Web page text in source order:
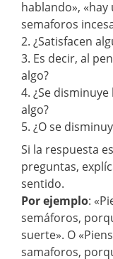
hablando»,
semaforos
2. ¿Satisfacen
3. Es decir, al
algo?
4. ¿Se
algo?
5. ¿O se
Si la respuesta
preguntas,
sentido.
Por ejemplo:
semáforos,
suerte». O
samaforos,